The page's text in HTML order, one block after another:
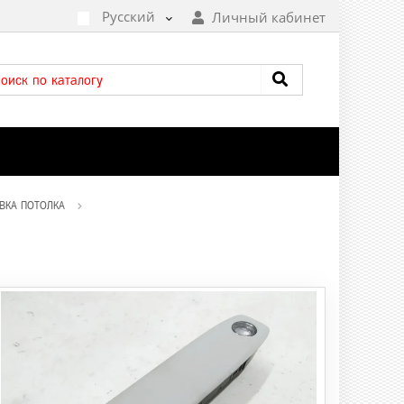
Русский Личный кабинет
ПОТОЛКА